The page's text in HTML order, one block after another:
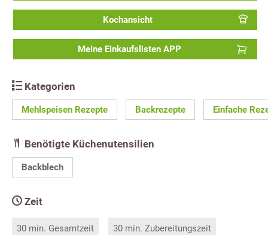
Kochansicht
Meine Einkaufslisten APP
Kategorien
Mehlspeisen Rezepte Backrezepte Einfache
Benötigte Küchenutensilien
Backblech
Zeit
30 min. Gesamtzeit 30 min. Zubereitungszeit